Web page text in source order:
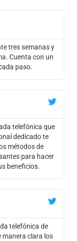
tres semanas y
Cuenta con un
paso.
telefónica que
dedicado te
métodos de
para hacer
beneficios.
telefónica de
manera clara los